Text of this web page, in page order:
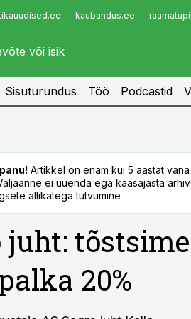
kaubandus.ee
Infopank
Sisuturundus Töö Podcastid
Artikkel on enam kui 5 aastat
ei uuenda ega kaasajasta
allikatega tutvumine
juht:
20%